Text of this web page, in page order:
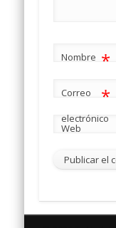
Nombre *
Correo
electrónico
*
Web